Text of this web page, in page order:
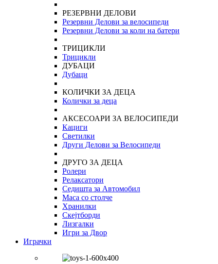
РЕЗЕРВНИ ДЕЛОВИ
Резервни Делови за велосипеди
Резервни Делови за коли на батери
ТРИЦИКЛИ
Трицикли
ДУБАЦИ
Дубаци
КОЛИЧКИ ЗА ДЕЦА
Колички за деца
АКСЕСОАРИ ЗА ВЕЛОСИПЕДИ
Кациги
Светилки
Други Делови за Велосипеди
ДРУГО ЗА ДЕЦА
Ролери
Релаксатори
Седишта за Автомобил
Маса со столче
Хранилки
Скејтборди
Лизгалки
Игри за Двор
Играчки